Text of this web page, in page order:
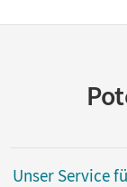
Unser Service